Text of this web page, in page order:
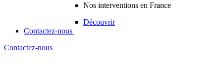
Nos interventions en France
Découvrir
Contactez-nous
Contactez-nous